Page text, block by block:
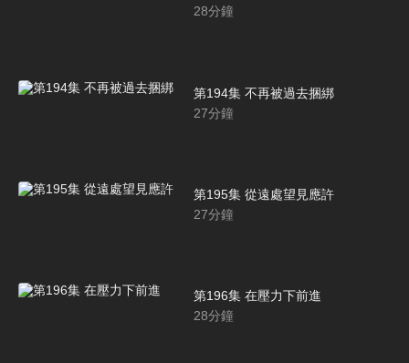
28分鐘
第194集 不再被過去捆綁
27分鐘
第195集 從遠處望見應許
27分鐘
第196集 在壓力下前進
28分鐘